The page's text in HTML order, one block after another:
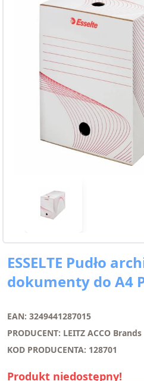
ESSELTE Pudło
dokumenty do A4
EAN: 3249441287015
PRODUCENT: LEITZ ACCO Brands
KOD PRODUCENTA: 128701
Produkt niedostępny!